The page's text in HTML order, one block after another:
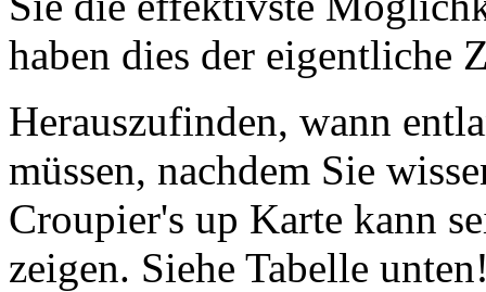
haben dies der eigentliche
Herauszufinden, wann
müssen, nachdem Sie
Croupier's up Karte kann
zeigen. Siehe Tabelle